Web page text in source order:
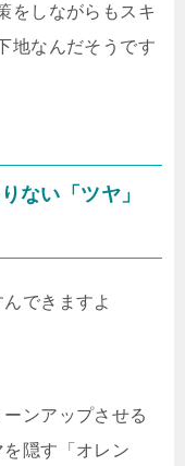
をしながらもスキ
地なんだそうです
ない「ツヤ」
できますよ
ンアップさせる
を隠す「オレン